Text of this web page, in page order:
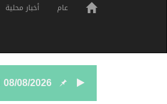
عام أخبار محلية
08/08/2026